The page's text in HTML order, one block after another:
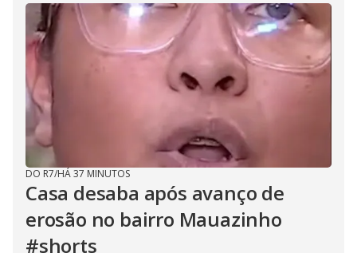
DO R7/HÁ 37 MINUTOS
Casa desaba após avanço de
erosão no bairro Mauazinho
#shorts